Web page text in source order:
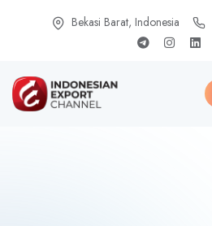
Bekasi Barat, Indonesia